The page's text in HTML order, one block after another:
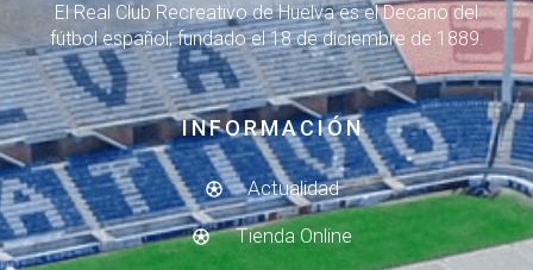
El Real Club Recreativo de Huelva es el Decano del
fútbol español, fundado el 18 de diciembre de 1889.
INFORMACIÓN
Actualidad
Tienda Online